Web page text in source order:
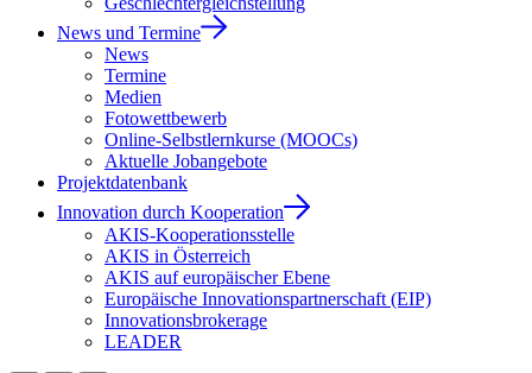
News und Termine
News
Termine
Medien
Fotowettbewerb
Online-Selbstlernkurse (MOOCs)
Aktuelle Jobangebote
Projektdatenbank
Innovation durch Kooperation
AKIS-Kooperationsstelle
AKIS in Österreich
AKIS auf europäischer Ebene
Europäische Innovationspartnerschaft (EIP)
Innovationsbrokerage
LEADER